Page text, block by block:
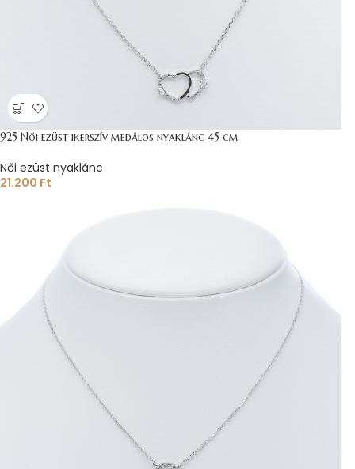
925 Női ezüst ikerszív medálos nyaklánc 45 cm
Női ezüst nyaklánc
21.200 Ft